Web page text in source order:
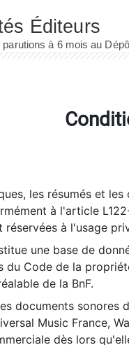
les résumés et
à l'article
à l'usage
une base de
du Code de la
de la BnF.
documents sonores
Music France,
dès lors